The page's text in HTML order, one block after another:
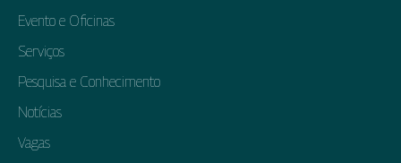
Evento e Oficinas
Serviços
Pesquisa e Conhecimento
Notícias
Vagas